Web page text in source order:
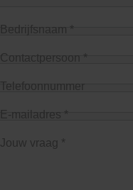
Bedrijfsnaam *
Contactpersoon *
Telefoonnummer
E-mailadres *
Jouw vraag *